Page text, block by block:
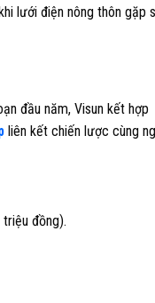
lưới điện nông thôn gặp
đầu năm, Visun kết hợp
liên kết chiến lược cùng
đồng).